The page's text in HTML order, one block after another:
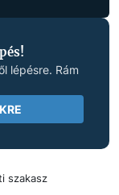
lépésre. Rám
szakasz